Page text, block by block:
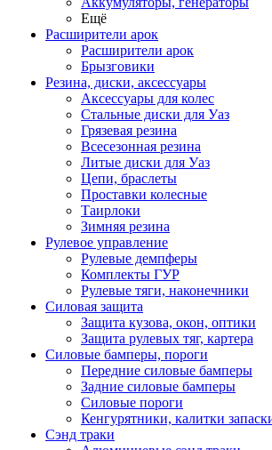
Ещё
Расширители арок
Расширители арок
Брызговики
Резина, диски, аксессуары
Аксессуары для колес
Стальные диски для Уаз
Грязевая резина
Всесезонная резина
Литые диски для Уаз
Цепи, браслеты
Проставки колесные
Таирлоки
Зимняя резина
Рулевое управление
Рулевые демпферы
Комплекты ГУР
Рулевые тяги, наконечники
Силовая защита
Защита кузова, окон, оптики
Защита рулевых тяг, картера
Силовые бамперы, пороги
Передние силовые бамперы
Задние силовые бамперы
Силовые пороги
Кенгурятники, калитки
Сэнд траки